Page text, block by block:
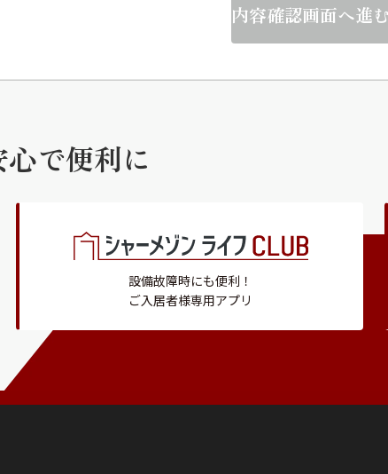
内容確認画面へ進む
で便利に
設備故障時にも便利！
ご入居者様専用アプリ